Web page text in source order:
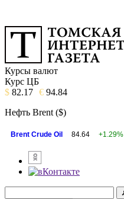
Курсы валют
Курс ЦБ
$ 82.17 € 94.84
Нефть Brent ($)
Brent Crude Oil 84.64 +1.29%